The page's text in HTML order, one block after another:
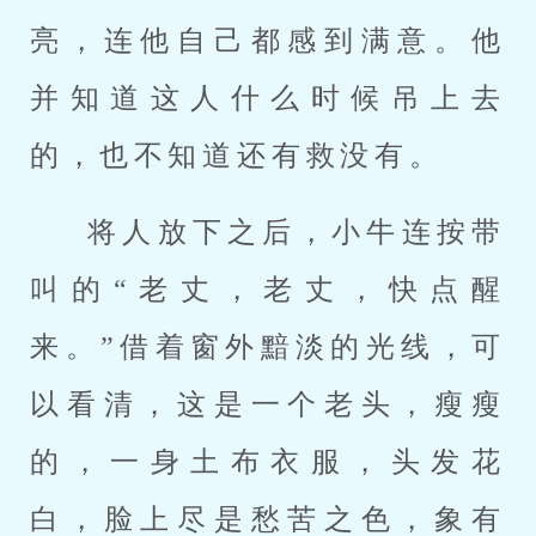
亮，连他自己都感到满意。他
并知道这人什么时候吊上去
的，也不知道还有救没有。
将人放下之后，小牛连按带
叫的“老丈，老丈，快点醒
来。”借着窗外黯淡的光线，可
以看清，这是一个老头，瘦瘦
的，一身土布衣服，头发花
白，脸上尽是愁苦之色，象有